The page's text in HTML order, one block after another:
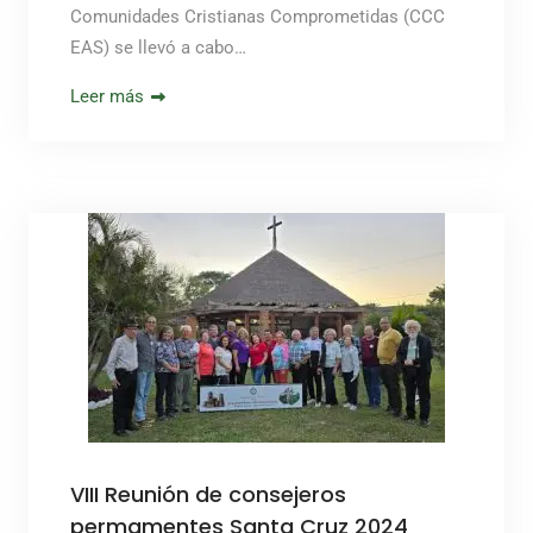
Comunidades Cristianas Comprometidas (CCC
EAS) se llevó a cabo…
Leer más
VIII Reunión de consejeros
permamentes Santa Cruz 2024